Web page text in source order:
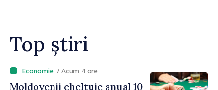
Top știri
/ Acum 4 ore
Moldovenii cheltuie anual 10